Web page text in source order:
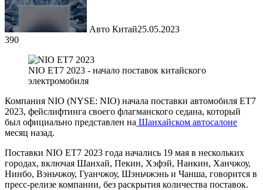
Авто Китай25.05.2023
390
NIO ET7 2023 - начало поставок китайского
электромобиля
Компания NIO (NYSE: NIO) начала поставки автомобиля ET7
2023, фейслифтинга своего флагманского седана, который
был официально представлен на Шанхайском автосалоне
месяц назад.
Поставки NIO ET7 2023 года начались 19 мая в нескольких
городах, включая Шанхай, Пекин, Хэфэй, Нанкин, Ханчжоу,
Нинбо, Вэньчжоу, Гуанчжоу, Шэньчжэнь и Чанша, говорится в
пресс-релизе компании, без раскрытия количества поставок.